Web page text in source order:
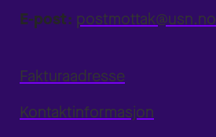
E-post: postmottak@usn.no
Fakturaadresse
Kontaktinformasjon